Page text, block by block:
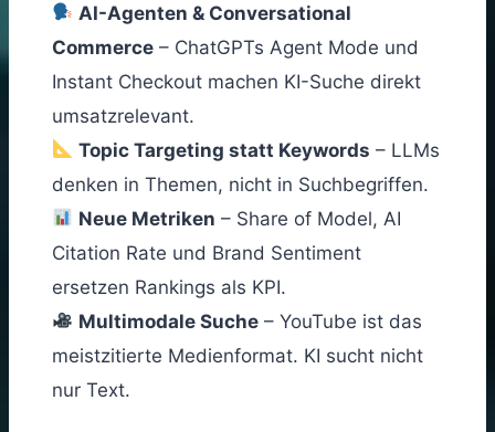
AI-Agenten & Conversational
Commerce – ChatGPTs Agent Mode und
Instant Checkout machen KI-Suche direkt
umsatzrelevant.
Topic Targeting statt Keywords – LLMs
denken in Themen, nicht in Suchbegriffen.
Neue Metriken – Share of Model, AI
Citation Rate und Brand Sentiment
ersetzen Rankings als KPI.
Multimodale Suche – YouTube ist das
meistzitierte Medienformat. KI sucht nicht
nur Text.